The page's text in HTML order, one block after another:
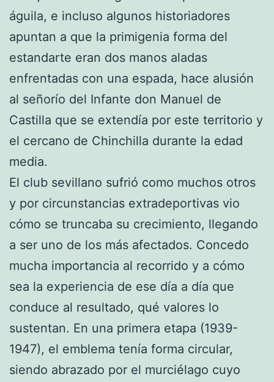
águila, e incluso algunos historiadores
apuntan a que la primigenia forma del
estandarte eran dos manos aladas
enfrentadas con una espada, hace alusión
al señorío del Infante don Manuel de
Castilla que se extendía por este territorio y
el cercano de Chinchilla durante la edad
media.
El club sevillano sufrió como muchos otros
y por circunstancias extradeportivas vio
cómo se truncaba su crecimiento, llegando
a ser uno de los más afectados. Concedo
mucha importancia al recorrido y a cómo
sea la experiencia de ese día a día que
conduce al resultado, qué valores lo
sustentan. En una primera etapa (1939-
1947), el emblema tenía forma circular,
siendo abrazado por el murciélago cuyo